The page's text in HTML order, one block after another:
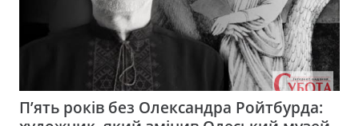
П’ять років без Олександра Ройтбурда: